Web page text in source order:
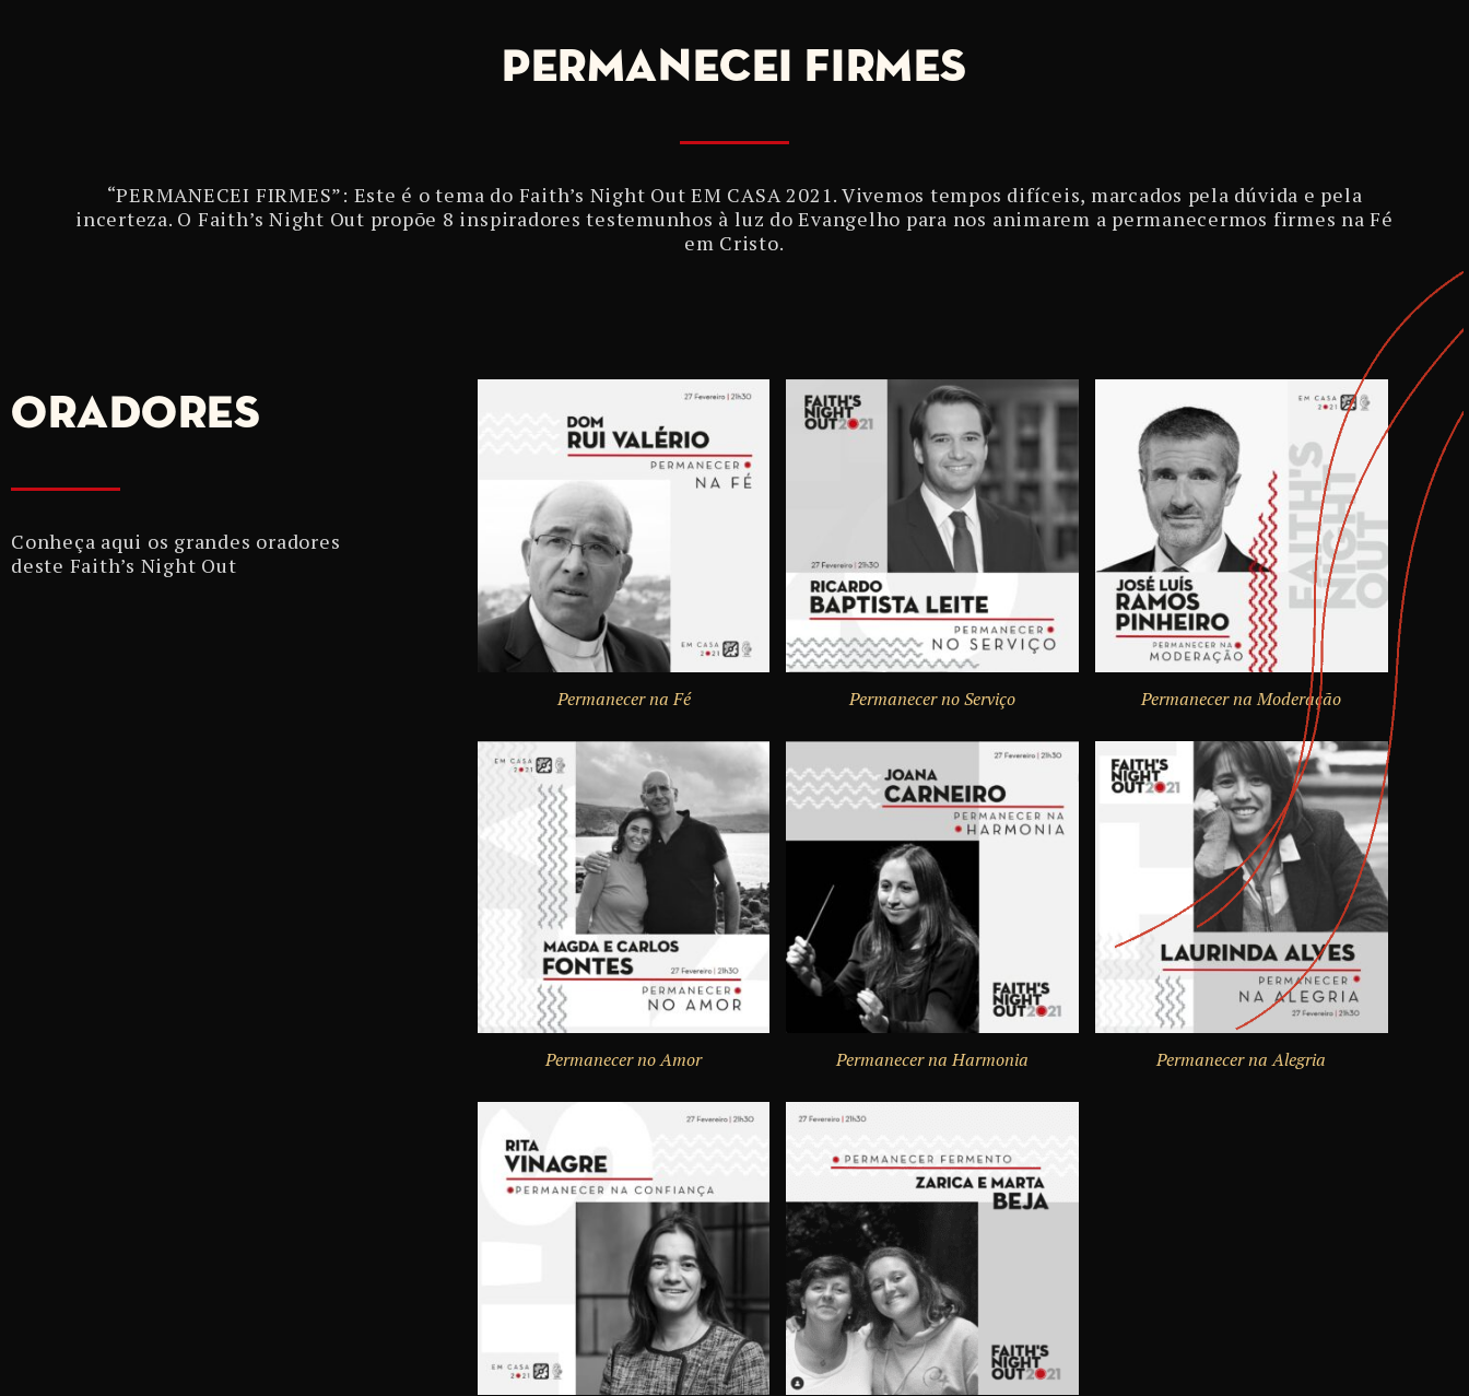
PERMANECEI FIRMES
“PERMANECEI FIRMES”: Este é o tema do Faith’s Night Out EM CASA 2021. Vivemos tempos difíceis, marcados pela dúvida e pela
incerteza. O Faith’s Night Out propõe 8 inspiradores testemunhos à luz do Evangelho para nos animarem a permanecermos firmes na Fé
em Cristo.⁠
ORADORES
Conheça aqui os grandes oradores
deste Faith’s Night Out
Permanecer na Fé Permanecer no Serviço Permanecer na Moderação
Permanecer no Amor Permanecer na Harmonia Permanecer na Alegria